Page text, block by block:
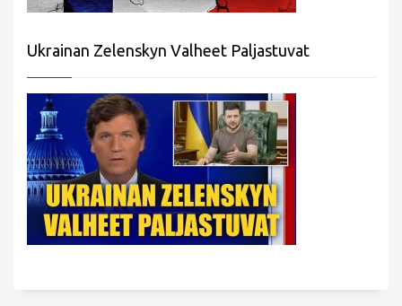
Ukrainan Zelenskyn Valheet Paljastuvat